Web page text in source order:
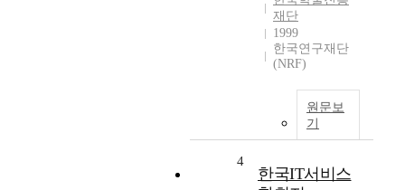
재단
1999
한국연구재단
(NRF)
원문보
기
4
한국IT서비스